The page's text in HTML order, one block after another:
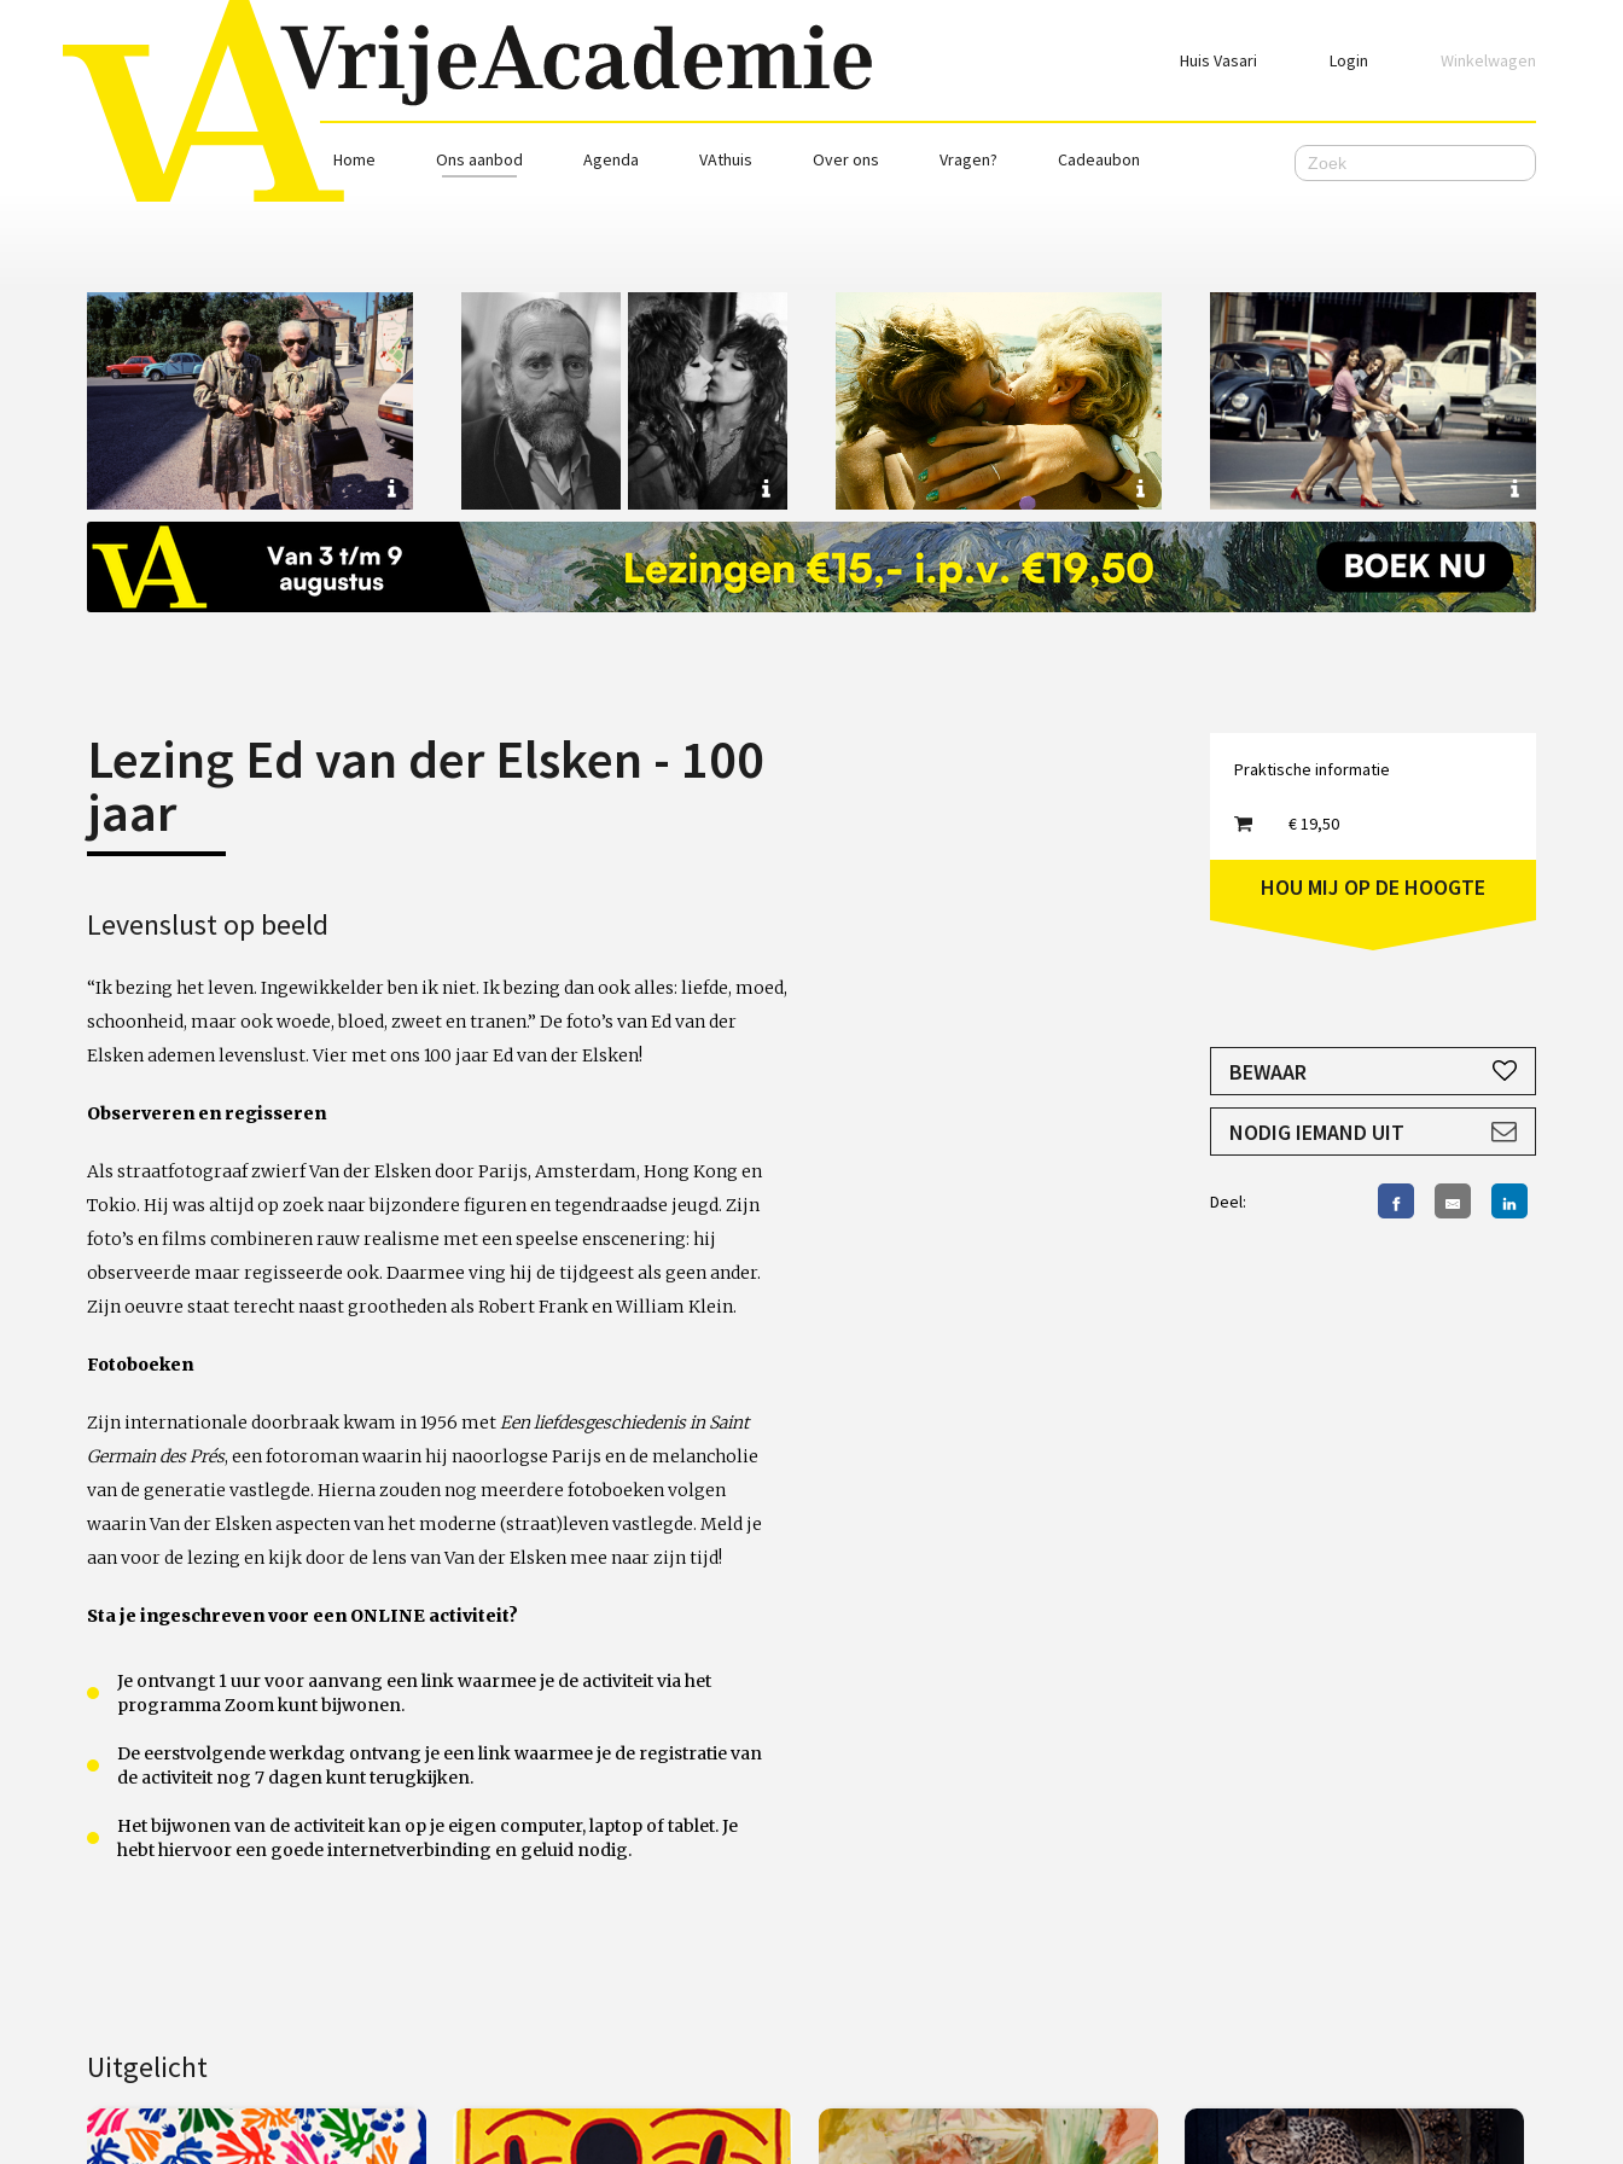
Huis Vasari Login
Login
Emailadres
Ik wil ingelogd blijven
WACHTWOORD VERGETEN
Nog geen account, meld jehieraan.
Winkelwagen
Home Ons aanbod Agenda VAthuis Over ons Vragen? Cadeaubon
Lezing Ed van der Elsken - 100
jaar
Levenslust op beeld
“Ik bezing het leven. Ingewikkelder ben ik niet. Ik bezing dan ook alles: liefde, moed,
schoonheid, maar ook woede, bloed, zweet en tranen.” De foto’s van Ed van der
Elsken ademen levenslust. Vier met ons 100 jaar Ed van der Elsken!
Observeren en regisseren
Als straatfotograaf zwierf Van der Elsken door Parijs, Amsterdam, Hong Kong en
Tokio. Hij was altijd op zoek naar bijzondere figuren en tegendraadse jeugd. Zijn
foto’s en films combineren rauw realisme met een speelse enscenering: hij
observeerde maar regisseerde ook. Daarmee ving hij de tijdgeest als geen ander.
Zijn oeuvre staat terecht naast grootheden als Robert Frank en William Klein.
Fotoboeken
Zijn internationale doorbraak kwam in 1956 metEen liefdesgeschiedenis in Saint
Germain des Prés, een fotoroman waarin hij naoorlogse Parijs en de melancholie
van de generatie vastlegde. Hierna zouden nog meerdere fotoboeken volgen
waarin Van der Elsken aspecten van het moderne (straat)leven vastlegde. Meld je
aan voor de lezing en kijk door de lens van Van der Elsken mee naar zijn tijd!
Sta je ingeschreven voor een ONLINE activiteit?
Je ontvangt 1 uur voor aanvang een link waarmee je de activiteit via het
programma Zoom kunt bijwonen.
De eerstvolgende werkdag ontvang je een link waarmee je de registratie van
de activiteit nog 7 dagen kunt terugkijken.
Het bijwonen van de activiteit kan op je eigen computer, laptop of tablet. Je
hebt hiervoor een goede internetverbinding en geluid nodig.
Praktische informatie
€ 19,50
HOU MIJ OP DE HOOGTE
JE HEBT EEN ACCOUNT NODIG
AANMELDEN
BEWAAR
NODIG IEMAND UIT
Deel:
Uitgelicht